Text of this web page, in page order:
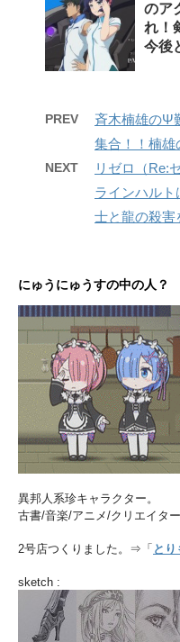
のア
れ！
今後
PREV
斉木楠雄のΨ
集合！！楠雄
NEXT
リゼロ（Re:
ラインハル
士と龍の殺害
にゅうにゅうすの中の人？
異邦人系珍キャラクター。
古書/音楽/アニメ/クリエイタ
2号店つくりました。⇒「 と
sketch :